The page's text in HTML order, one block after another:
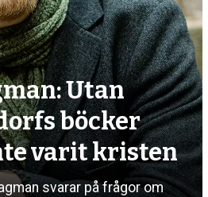
Utan
böcker
varit kristen
svarar på frågor om